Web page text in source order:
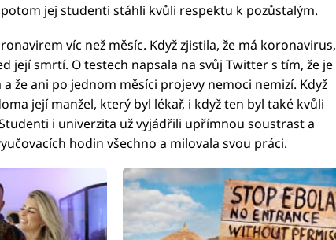
jej studenti stáhli kvůli respektu k pozůstalým.
víc než měsíc. Když zjistila, že má koronavirus,
její smrtí. O testech napsala na svůj Twitter s tím, že je
že ani po jednom měsíci projevy nemoci nemizí. Když
její manžel, který byl lékař, i když ten byl také kvůli
i univerzita už vyjádřili upřímnou soustrast a
hodin všechno a milovala svou práci.